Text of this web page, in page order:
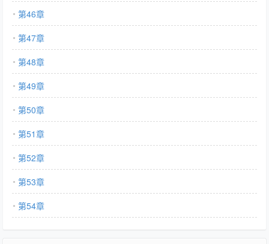
第46章
第47章
第48章
第49章
第50章
第51章
第52章
第53章
第54章